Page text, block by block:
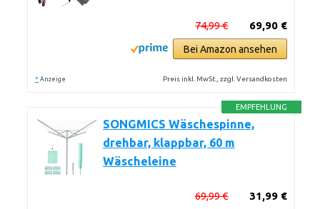
69,90 €
74,99 €
Bei Amazon ansehen
* Anzeige Preis inkl. MwSt., zzgl. Versandkosten
EMPFEHLUNG
SONGMICS Wäschespinne,
drehbar, klappbar, 60 m
Wäscheleine
31,99 €
69,99 €